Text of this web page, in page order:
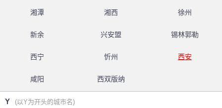
湘潭 湘西 徐州
新余 兴安盟 锡林郭勒
西宁 忻州 西安
咸阳 西双版纳
Y (以Y为开头的城市名)